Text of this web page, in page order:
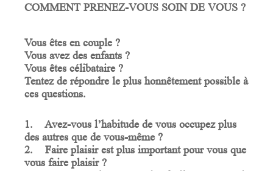
COMMENT PRENEZ-VOUS SOIN DE VOUS ?
Vous êtes en couple ?
Vous avez des enfants ?
Vous êtes célibataire ?
Tentez de répondre le plus honnêtement possible à
ces questions.
1.
Avez-vous l’habitude de vous occupez plus
des autres que de vous-même ?
2. Faire plaisir est plus important pour vous que
vous faire plaisir ?